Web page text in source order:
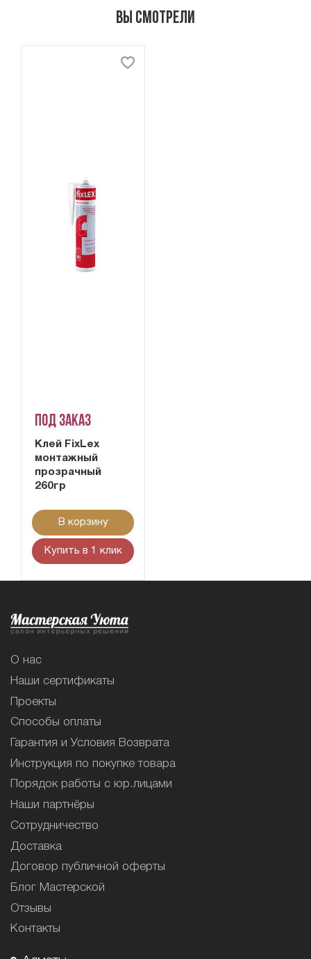
Вы смотрели
Под заказ
Клей FixLex
монтажный
прозрачный
260гр
В корзину
Купить в 1 клик
О нас
Наши сертификаты
Проекты
Способы оплаты
Гарантия и Условия Возврата
Инструкция по покупке товара
Порядок работы с юр.лицами
Наши партнёры
Сотрудничество
Доставка
Договор публичной оферты
Блог Мастерской
Отзывы
Контакты